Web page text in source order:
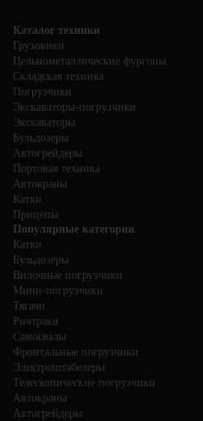
Каталог техники
Грузовики
Цельнометаллические фургоны
Складская техника
Погрузчики
Экскаваторы-погрузчики
Экскаваторы
Бульдозеры
Автогрейдеры
Портовая техника
Автокраны
Катки
Прицепы
Популярные категории
Катки
Бульдозеры
Вилочные погрузчики
Мини-погрузчики
Тягачи
Ричтраки
Самосвалы
Фронтальные погрузчики
Электроштабелеры
Телескопические погрузчики
Автокраны
Автогрейдеры